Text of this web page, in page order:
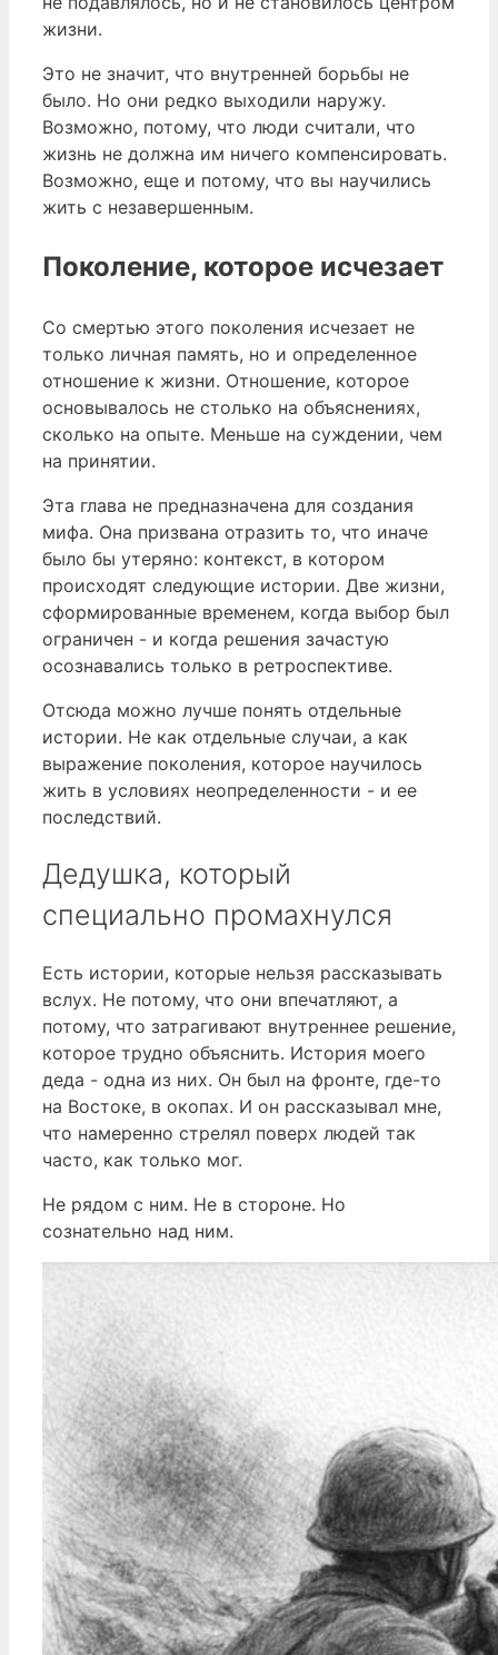
жизни.
Это не значит, что внутренней борьбы не
было. Но они редко выходили наружу.
Возможно, потому, что люди считали, что
жизнь не должна им ничего компенсировать.
Возможно, еще и потому, что вы научились
жить с незавершенным.
Поколение, которое исчезает
Со смертью этого поколения исчезает не
только личная память, но и определенное
отношение к жизни. Отношение, которое
основывалось не столько на объяснениях,
сколько на опыте. Меньше на суждении, чем
на принятии.
Эта глава не предназначена для создания
мифа. Она призвана отразить то, что иначе
было бы утеряно: контекст, в котором
происходят следующие истории. Две жизни,
сформированные временем, когда выбор был
ограничен - и когда решения зачастую
осознавались только в ретроспективе.
Отсюда можно лучше понять отдельные
истории. Не как отдельные случаи, а как
выражение поколения, которое научилось
жить в условиях неопределенности - и ее
последствий.
Дедушка, который
специально промахнулся
Есть истории, которые нельзя рассказывать
вслух. Не потому, что они впечатляют, а
потому, что затрагивают внутреннее решение,
которое трудно объяснить. История моего
деда - одна из них. Он был на фронте, где-то
на Востоке, в окопах. И он рассказывал мне,
что намеренно стрелял поверх людей так
часто, как только мог.
Не рядом с ним. Не в стороне. Но
сознательно над ним.